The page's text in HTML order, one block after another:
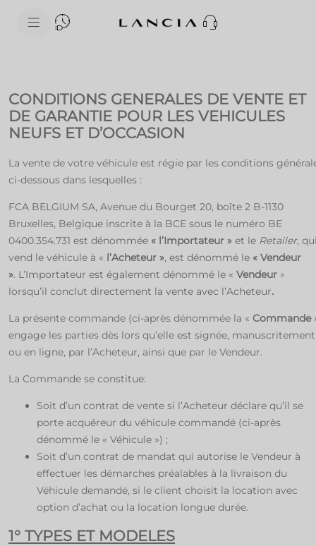
CONDITIONS GENERALES DE VENTE ET
DE GARANTIE POUR LES VEHICULES
NEUFS ET D’OCCASION
La vente de votre véhicule est régie par les conditions
ci-dessous dans lesquelles :
FCA BELGIUM SA, Avenue du Bourget 20, boîte 2 B-1130
Bruxelles, Belgique inscrite à la BCE sous le numéro BE
0400.354.731 est dénommée « l’Importateur » et le Retailer,
vend le véhicule à « l’Acheteur », est dénommé le « Vendeur
». L’Importateur est également dénommé le « Vendeur »
lorsqu’il conclut directement la vente avec l’Acheteur.
La présente commande (ci-après dénommée la « Commande
engage les parties dès lors qu’elle est signée, manuscritement
ou en ligne, par l’Acheteur, ainsi que par le Vendeur.
La Commande se constitue:
Soit d’un contrat de vente si l’Acheteur déclare qu’il se
porte acquéreur du véhicule commandé (ci-après
dénommé le « Véhicule ») ;
Soit d’un contrat de mandat qui autorise le Vendeur à
effectuer les démarches préalables à la livraison du
Véhicule demandé, si le client choisit la location avec
option d’achat ou la location longue durée.
1° TYPES ET MODELES